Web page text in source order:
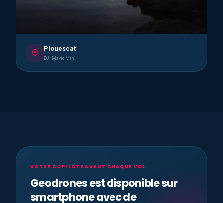
Plouescat
DJI Mavic Mini
VOTRE COPILOTE AVANT CHAQUE VOL
Geodrones est disponible sur
smartphone avec de